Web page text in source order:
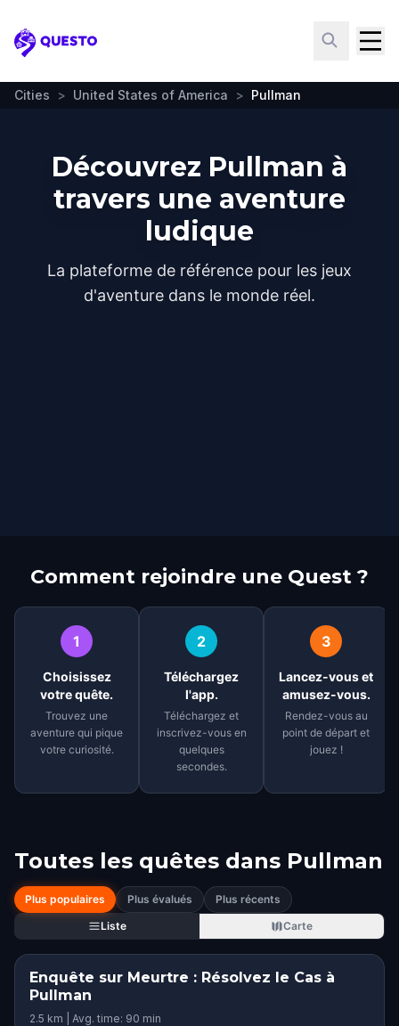
Questo
Cities > United States of America > Pullman
Découvrez Pullman à
travers une aventure
ludique
La plateforme de référence pour les jeux
d'aventure dans le monde réel.
Comment rejoindre une Quest ?
1
Choisissez
votre quête.
Trouvez une
aventure qui pique
votre curiosité.
2
Téléchargez
l'app.
Téléchargez et
inscrivez-vous en
quelques
secondes.
3
Lancez-vous et
amusez-vous.
Rendez-vous au
point de départ et
jouez !
Toutes les quêtes dans Pullman
Plus populaires Plus évalués
Plus récents
Liste
Carte
Enquête sur Meurtre : Résolvez le Cas à
Pullman
2.5 km | Avg. time: 90 min